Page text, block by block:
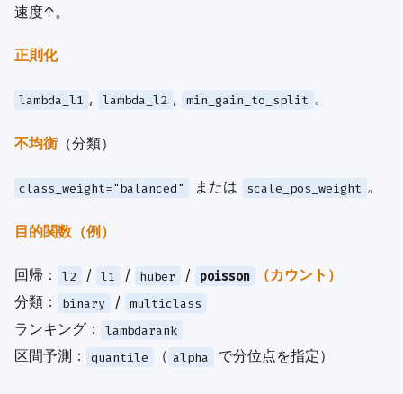
速度↑。
正則化
lambda_l1 , lambda_l2 , min_gain_to_split 。
不均衡 （分類）
class_weight="balanced" または scale_pos_weight 。
目的関数（例）
回帰： l2 / l1 / huber / poisson
（カウント）
分類：
binary / multiclass
ランキング： lambdarank
区間予測： quantile （ alpha で分位点を指定）